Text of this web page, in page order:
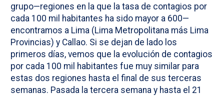
grupo—regiones en la que la tasa de contagios por
cada 100 mil habitantes ha sido mayor a 600—
encontramos a Lima (Lima Metropolitana más Lima
Provincias) y Callao. Si se dejan de lado los
primeros días, vemos que la evolución de contagios
por cada 100 mil habitantes fue muy similar para
estas dos regiones hasta el final de sus terceras
semanas. Pasada la tercera semana y hasta el 21